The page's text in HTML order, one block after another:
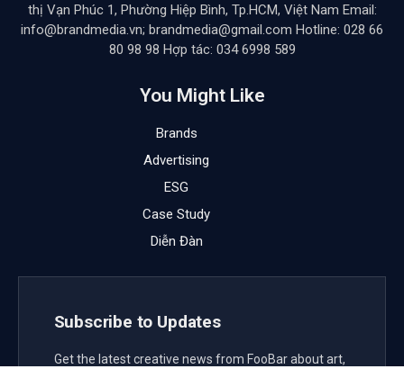
thị Vạn Phúc 1, Phường Hiệp Bình, Tp.HCM, Việt Nam Email:
info@brandmedia.vn; brandmedia@gmail.com Hotline: 028 66
80 98 98 Hợp tác: 034 6998 589
You Might Like
Brands
Advertising
ESG
Case Study
Diễn Đàn
Subscribe to Updates
Get the latest creative news from FooBar about art,